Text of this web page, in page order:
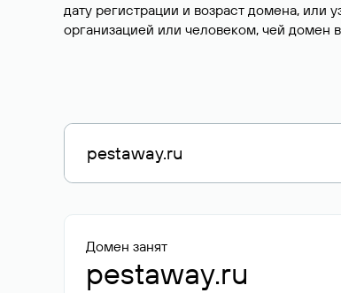
дату регистрации и возраст домена, или
организацией или человеком, чей домен
Домен занят
pestaway.ru